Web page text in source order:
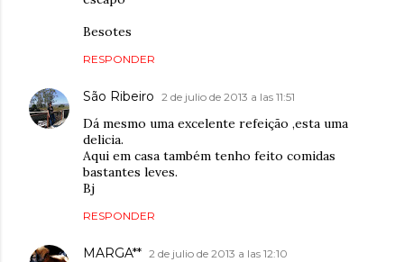
Besotes
RESPONDER
São Ribeiro 2 de julio de 2013 a las 11:51
Dá mesmo uma excelente refeição ,esta uma
delicia.
Aqui em casa também tenho feito comidas
bastantes leves.
Bj
RESPONDER
MARGA** 2 de julio de 2013 a las 12:10